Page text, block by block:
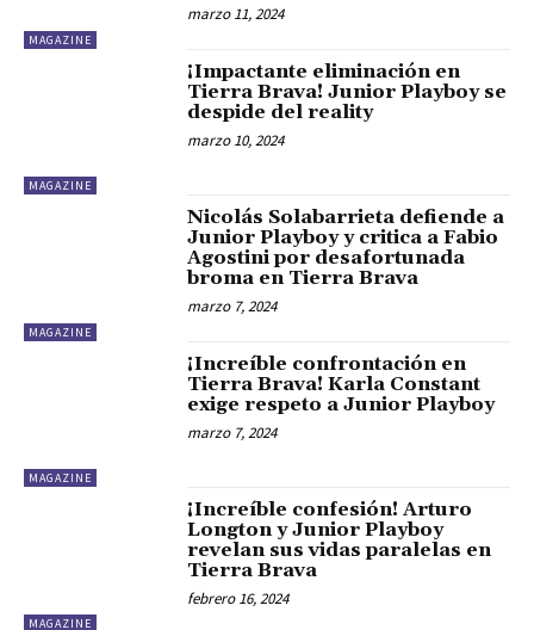
MAGAZINE
marzo 11, 2024
MAGAZINE
¡Impactante eliminación en
Tierra Brava! Junior Playboy se
despide del reality
marzo 10, 2024
MAGAZINE
Nicolás Solabarrieta defiende a
Junior Playboy y critica a Fabio
Agostini por desafortunada
broma en Tierra Brava
marzo 7, 2024
MAGAZINE
¡Increíble confrontación en
Tierra Brava! Karla Constant
exige respeto a Junior Playboy
marzo 7, 2024
MAGAZINE
¡Increíble confesión! Arturo
Longton y Junior Playboy
revelan sus vidas paralelas en
Tierra Brava
febrero 16, 2024